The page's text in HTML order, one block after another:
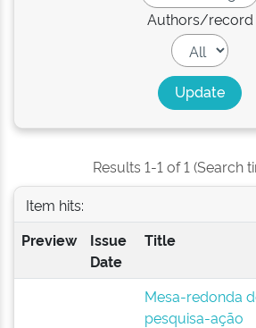
Authors/record
Results 1-1 of 1 (Search
Item hits:
Preview
Issue
Date
Title
Mesa-redonda
pesquisa-ação